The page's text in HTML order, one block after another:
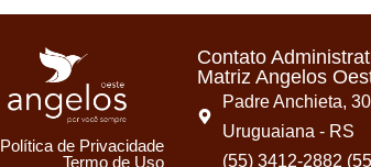
Política de Privacidade
Termo de Uso
Contato
Matriz Angelos
Padre Anchieta,
Uruguaiana - RS
(55) 3412-2882